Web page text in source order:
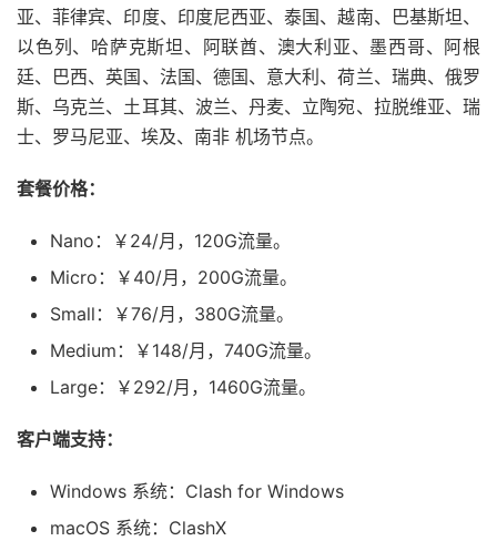
亚、菲律宾、印度、印度尼西亚、泰国、越南、巴基斯坦、
以色列、哈萨克斯坦、阿联酋、澳大利亚、墨西哥、阿根
廷、巴西、英国、法国、德国、意大利、荷兰、瑞典、俄罗
斯、乌克兰、土耳其、波兰、丹麦、立陶宛、拉脱维亚、瑞
士、罗马尼亚、埃及、南非 机场节点。
套餐价格：
Nano：￥24/月，120G流量。
Micro：￥40/月，200G流量。
Small：￥76/月，380G流量。
Medium：￥148/月，740G流量。
Large：￥292/月，1460G流量。
客户端支持：
Windows 系统：Clash for Windows
macOS 系统：ClashX